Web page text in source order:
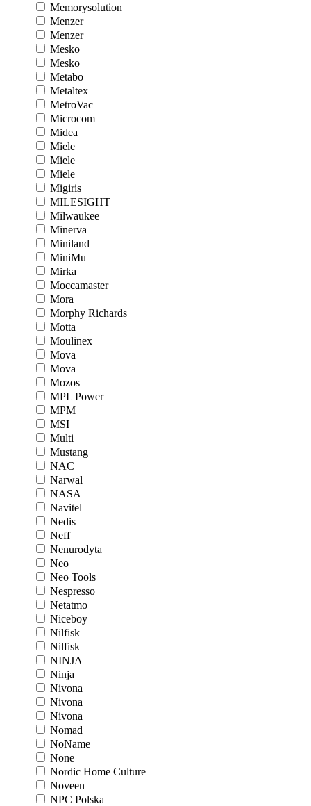
Memorysolution
Menzer
Menzer
Mesko
Mesko
Metabo
Metaltex
MetroVac
Microcom
Midea
Miele
Miele
Miele
Migiris
MILESIGHT
Milwaukee
Minerva
Miniland
MiniMu
Mirka
Moccamaster
Mora
Morphy Richards
Motta
Moulinex
Mova
Mova
Mozos
MPL Power
MPM
MSI
Multi
Mustang
NAC
Narwal
NASA
Navitel
Nedis
Neff
Nenurodyta
Neo
Neo Tools
Nespresso
Netatmo
Niceboy
Nilfisk
Nilfisk
NINJA
Ninja
Nivona
Nivona
Nivona
Nomad
NoName
None
Nordic Home Culture
Noveen
NPC Polska